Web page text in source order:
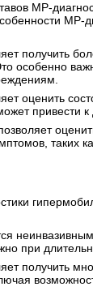
МР-
МР-
получить
особенно
оценить
привести
таких
при
получить